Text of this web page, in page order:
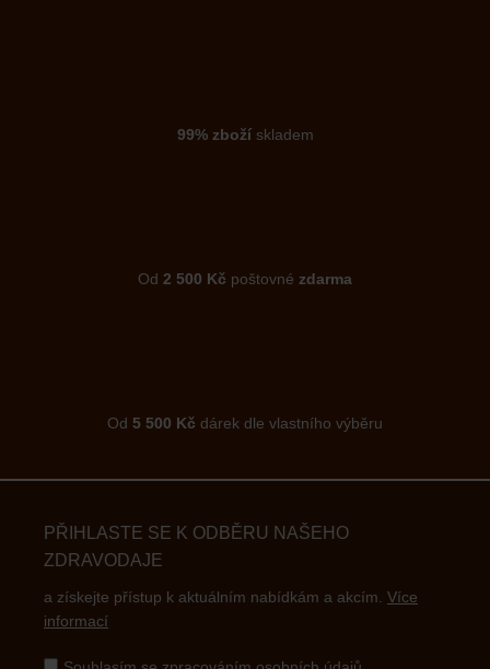
99% zbožískladem
Od 2 500 Kč poštovné zdarma
Od 5 500 Kč dárek dle vlastního výběru
PŘIHLASTE SE K ODBĚRU NAŠEHO
ZDRAVODAJE
a získejte přístup k aktuálním nabídkám a akcím. Více
informací